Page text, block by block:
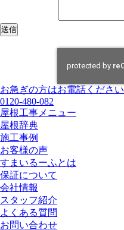
お急ぎの方はお電話ください
0120-480-082
屋根工事メニュー
屋根辞典
施工事例
お客様の声
すまいるーふとは
保証について
会社情報
スタッフ紹介
よくある質問
お問い合わせ